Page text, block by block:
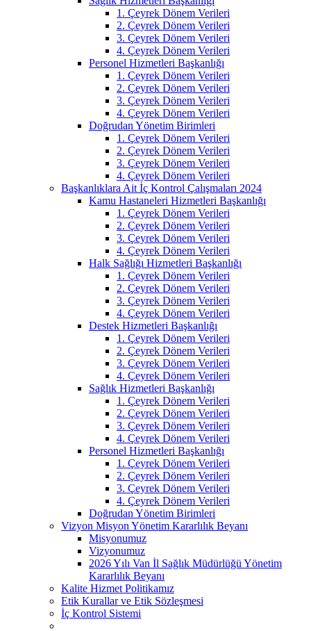
1. Çeyrek Dönem Verileri
2. Çeyrek Dönem Verileri
3. Çeyrek Dönem Verileri
4. Çeyrek Dönem Verileri
Personel Hizmetleri Başkanlığı
1. Çeyrek Dönem Verileri
2. Çeyrek Dönem Verileri
3. Çeyrek Dönem Verileri
4. Çeyrek Dönem Verileri
Doğrudan Yönetim Birimleri
1. Çeyrek Dönem Verileri
2. Çeyrek Dönem Verileri
3. Çeyrek Dönem Verileri
4. Çeyrek Dönem Verileri
Başkanlıklara Ait İç Kontrol Çalışmaları 2024
Kamu Hastaneleri Hizmetleri Başkanlığı
1. Çeyrek Dönem Verileri
2. Çeyrek Dönem Verileri
3. Çeyrek Dönem Verileri
4. Çeyrek Dönem Verileri
Halk Sağlığı Hizmetleri Başkanlığı
1. Çeyrek Dönem Verileri
2. Çeyrek Dönem Verileri
3. Çeyrek Dönem Verileri
4. Çeyrek Dönem Verileri
Destek Hizmetleri Başkanlığı
1. Çeyrek Dönem Verileri
2. Çeyrek Dönem Verileri
3. Çeyrek Dönem Verileri
4. Çeyrek Dönem Verileri
Sağlık Hizmetleri Başkanlığı
1. Çeyrek Dönem Verileri
2. Çeyrek Dönem Verileri
3. Çeyrek Dönem Verileri
4. Çeyrek Dönem Verileri
Personel Hizmetleri Başkanlığı
1. Çeyrek Dönem Verileri
2. Çeyrek Dönem Verileri
3. Çeyrek Dönem Verileri
4. Çeyrek Dönem Verileri
Doğrudan Yönetim Birimleri
Vizyon Misyon Yönetim Kararlılık Beyanı
Misyonumuz
Vizyonumuz
2026 Yılı Van İl Sağlık Müdürlüğü Yönetim
Kararlılık Beyanı
Kalite Hizmet Politikamız
Etik Kurallar ve Etik Sözleşmesi
İç Kontrol Sistemi